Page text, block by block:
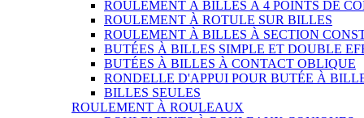
ROULEMENT À BILLES À 4 POINTS DE
ROULEMENT À ROTULE SUR BILLES
ROULEMENT À BILLES À SECTION
BUTÉES À BILLES SIMPLE ET DOUBLE
BUTÉES À BILLES À CONTACT OBLIQUE
RONDELLE D'APPUI POUR BUTÉE À
BILLES SEULES
ROULEMENT À ROULEAUX